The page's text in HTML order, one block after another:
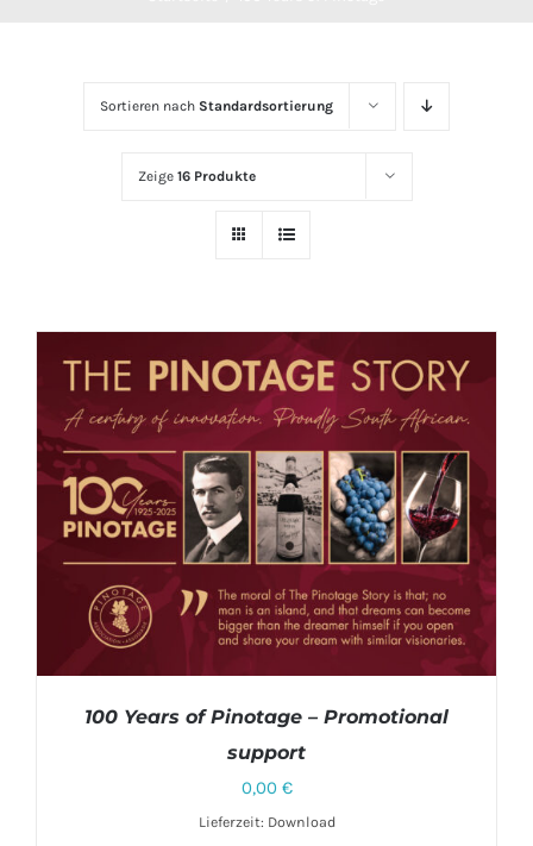
Sortieren nach Standardsortierung
Zeige 16 Produkte
100 Years of Pinotage – Promotional
support
0,00 €
Lieferzeit: Download